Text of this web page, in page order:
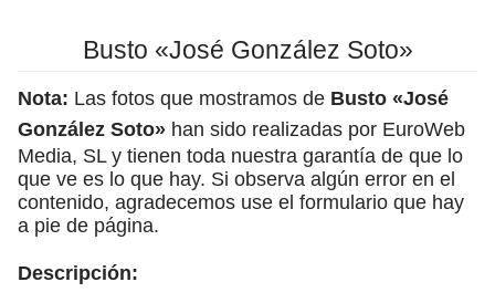
Busto «José González Soto»
Nota: Las fotos que mostramos de Busto «José
González Soto» han sido realizadas por EuroWeb
Media, SL y tienen toda nuestra garantía de que lo
que ve es lo que hay. Si observa algún error en el
contenido, agradecemos use el formulario que hay
a pie de página.
Descripción: